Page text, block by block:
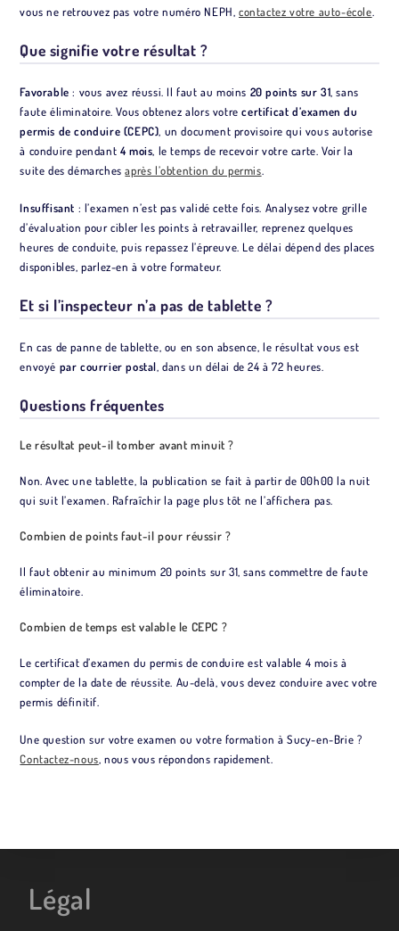
vous ne retrouvez pas votre numéro NEPH,contactez votre auto-école.
Que signifie votre résultat ?
Favorable : vous avez réussi. Il faut au moins 20 points sur 31, sans
faute éliminatoire. Vous obtenez alors votrecertificat d’examen du
permis de conduire (CEPC), un document provisoire qui vous autorise
à conduire pendant 4 mois, le temps de recevoir votre carte. Voir la
suite des démarchesaprès l’obtention du permis.
Insuffisant : l’examen n’est pas validé cette fois. Analysez votre grille
d’évaluation pour cibler les points à retravailler, reprenez quelques
heures de conduite, puis repassez l’épreuve. Le délai dépend des places
disponibles, parlez-en à votre formateur.
Et si l’inspecteur n’a pas de tablette ?
En cas de panne de tablette, ou en son absence, le résultat vous est
envoyé par courrier postal, dans un délai de 24 à 72 heures.
Questions fréquentes
Le résultat peut-il tomber avant minuit ?
Non. Avec une tablette, la publication se fait à partir de 00h00 la nuit
qui suit l’examen. Rafraîchir la page plus tôt ne l’affichera pas.
Combien de points faut-il pour réussir ?
Il faut obtenir au minimum 20 points sur 31, sans commettre de faute
éliminatoire.
Combien de temps est valable le CEPC ?
Le certificat d’examen du permis de conduire est valable 4 mois à
compter de la date de réussite. Au-delà, vous devez conduire avec votre
permis définitif.
Une question sur votre examen ou votre formation à Sucy-en-Brie ?
Contactez-nous, nous vous répondons rapidement.
Légal